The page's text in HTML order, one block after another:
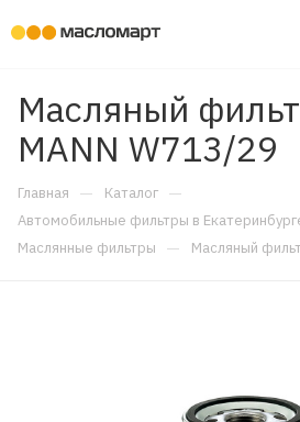
Масляный
MANN W713/29
Главная — Каталог —
Автомобильные фильтры в
Маслянные фильтры — Масляный